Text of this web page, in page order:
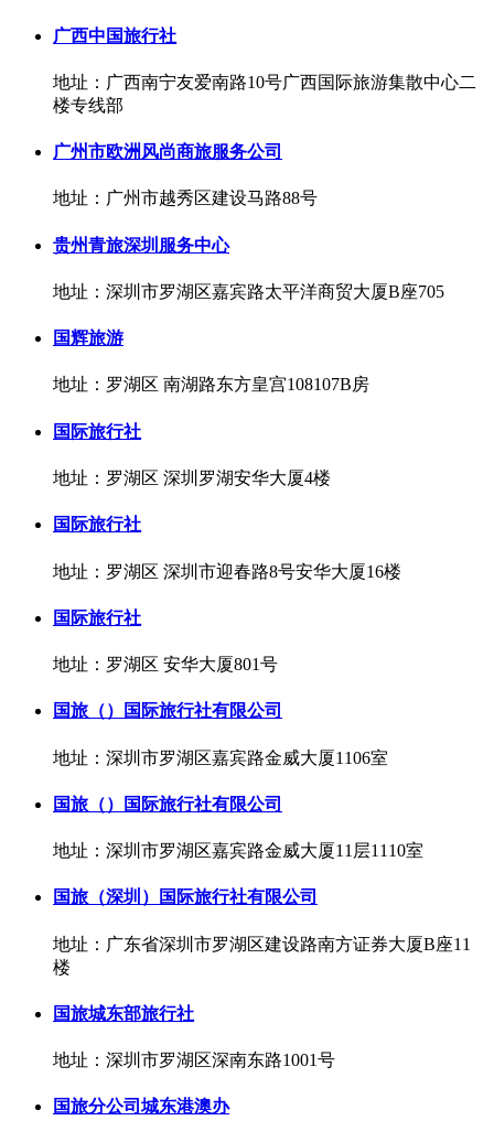
广西中国旅行社
地址：广西南宁友爱南路10号广西国际旅游集散中心二
楼专线部
广州市欧洲风尚商旅服务公司
地址：广州市越秀区建设马路88号
贵州青旅深圳服务中心
地址：深圳市罗湖区嘉宾路太平洋商贸大厦B座705
国辉旅游
地址：罗湖区 南湖路东方皇宫108107B房
国际旅行社
地址：罗湖区 深圳罗湖安华大厦4楼
国际旅行社
地址：罗湖区 深圳市迎春路8号安华大厦16楼
国际旅行社
地址：罗湖区 安华大厦801号
国旅（）国际旅行社有限公司
地址：深圳市罗湖区嘉宾路金威大厦1106室
国旅（）国际旅行社有限公司
地址：深圳市罗湖区嘉宾路金威大厦11层1110室
国旅（深圳）国际旅行社有限公司
地址：广东省深圳市罗湖区建设路南方证券大厦B座11
楼
国旅城东部旅行社
地址：深圳市罗湖区深南东路1001号
国旅分公司城东港澳办